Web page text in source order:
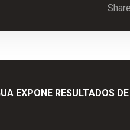
EXPONE RESULTADOS